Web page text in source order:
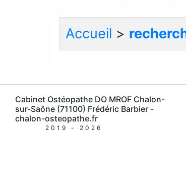
Accueil >
Cabinet Ostéopathe DO MROF Chalon-
sur-Saône (71100) Frédéric Barbier -
chalon-osteopathe.fr
2019 - 2026